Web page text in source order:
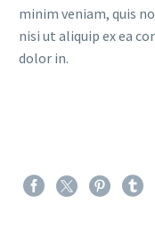
minim veniam, quis
nisi ut aliquip ex ea
dolor in.